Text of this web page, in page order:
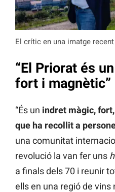
El crític en una imatge
“El Priorat és
fort i magnètic”
“És un indret màgic,
que ha recollit a
una comunitat
revolució la van fer uns
a finals dels 70 i reunir
ells en una regió de vins